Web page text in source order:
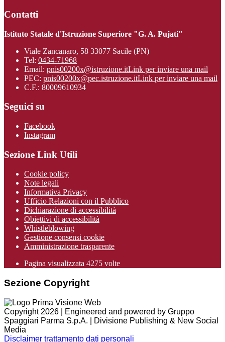
Contatti
Istituto Statale d'Istruzione Superiore "G. A. Pujati"
Viale Zancanaro, 58 33077 Sacile (PN)
Tel: 0434-71968
Email: pnis00200x@istruzione.itLink per inviare una mail
PEC: pnis00200x@pec.istruzione.itLink per inviare una mail
C.F.: 80009610934
Seguici su
Facebook
Instagram
Sezione Link Utili
Cookie policy
Note legali
Informativa Privacy
Ufficio Relazioni con il Pubblico
Dichiarazione di accessibilità
Obiettivi di accessibilità
Whistleblowing
Gestione consensi cookie
Amministrazione trasparente
Pagina visualizzata 4275 volte
Sezione Copyright
Copyright 2026 | Engineered and powered by Gruppo
Spaggiari Parma S.p.A. | Divisione Publishing & New Social
Media
Disclaimer trattamento dati personali